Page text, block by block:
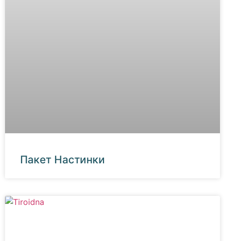
Пакет Настинки